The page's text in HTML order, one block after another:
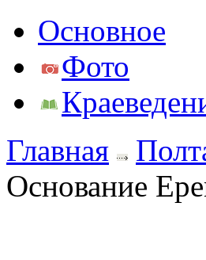
Основное
Фото
Главная
Основание